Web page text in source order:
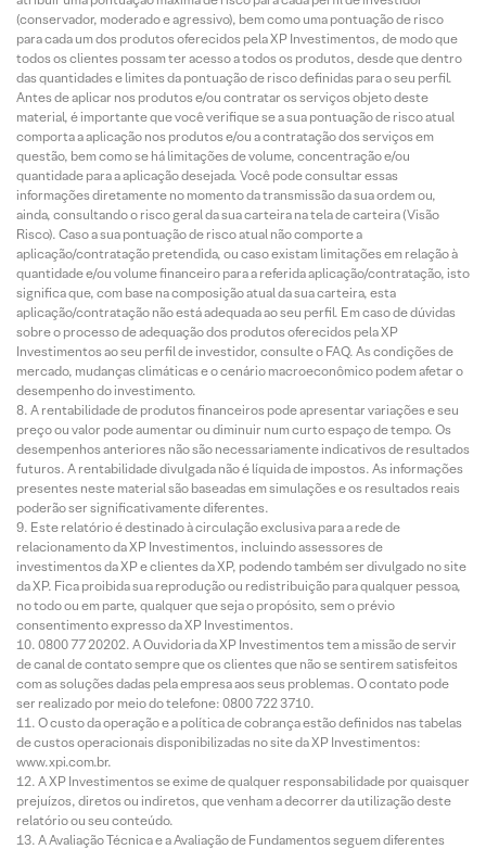
(conservador, moderado e agressivo), bem como uma pontuação de risco
para cada um dos produtos oferecidos pela XP Investimentos, de modo que
todos os clientes possam ter acesso a todos os produtos, desde que dentro
das quantidades e limites da pontuação de risco definidas para o seu perfil.
Antes de aplicar nos produtos e/ou contratar os serviços objeto deste
material, é importante que você verifique se a sua pontuação de risco atual
comporta a aplicação nos produtos e/ou a contratação dos serviços em
questão, bem como se há limitações de volume, concentração e/ou
quantidade para a aplicação desejada. Você pode consultar essas
informações diretamente no momento da transmissão da sua ordem ou,
ainda, consultando o risco geral da sua carteira na tela de carteira (Visão
Risco). Caso a sua pontuação de risco atual não comporte a
aplicação/contratação pretendida, ou caso existam limitações em relação à
quantidade e/ou volume financeiro para a referida aplicação/contratação, isto
significa que, com base na composição atual da sua carteira, esta
aplicação/contratação não está adequada ao seu perfil. Em caso de dúvidas
sobre o processo de adequação dos produtos oferecidos pela XP
Investimentos ao seu perfil de investidor, consulte o FAQ. As condições de
mercado, mudanças climáticas e o cenário macroeconômico podem afetar o
desempenho do investimento.
A rentabilidade de produtos financeiros pode apresentar variações e seu
preço ou valor pode aumentar ou diminuir num curto espaço de tempo. Os
desempenhos anteriores não são necessariamente indicativos de resultados
futuros. A rentabilidade divulgada não é líquida de impostos. As informações
presentes neste material são baseadas em simulações e os resultados reais
poderão ser significativamente diferentes.
Este relatório é destinado à circulação exclusiva para a rede de
relacionamento da XP Investimentos, incluindo assessores de
investimentos da XP e clientes da XP, podendo também ser divulgado no site
da XP. Fica proibida sua reprodução ou redistribuição para qualquer pessoa,
no todo ou em parte, qualquer que seja o propósito, sem o prévio
consentimento expresso da XP Investimentos.
0800 77 20202. A Ouvidoria da XP Investimentos tem a missão de servir
de canal de contato sempre que os clientes que não se sentirem satisfeitos
com as soluções dadas pela empresa aos seus problemas. O contato pode
ser realizado por meio do telefone: 0800 722 3710.
O custo da operação e a política de cobrança estão definidos nas tabelas
de custos operacionais disponibilizadas no site da XP Investimentos:
www.xpi.com.br.
A XP Investimentos se exime de qualquer responsabilidade por quaisquer
prejuízos, diretos ou indiretos, que venham a decorrer da utilização deste
relatório ou seu conteúdo.
A Avaliação Técnica e a Avaliação de Fundamentos seguem diferentes